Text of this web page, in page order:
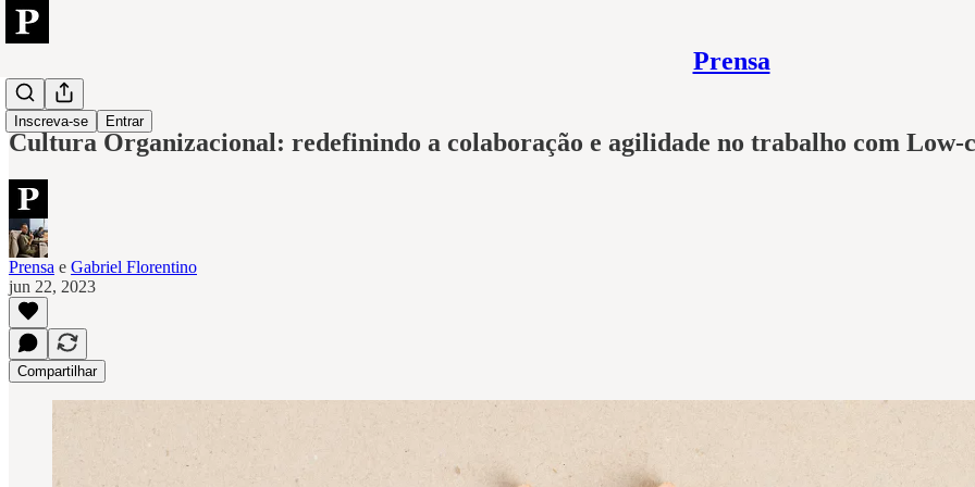
Prensa
Inscreva-se Entrar
Low-Code
Cultura Organizacional: redefinindo a colaboração e agilidade no trabalho com Low-
Prensa e Gabriel Florentino
jun 22, 2023
Compartilhar